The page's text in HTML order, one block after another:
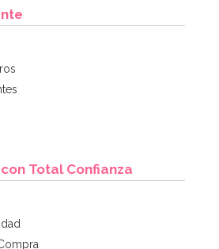
Total Confianza